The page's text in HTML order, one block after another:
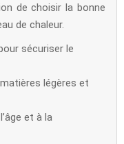
de choisir la bonne
de chaleur.
sécuriser le
légères et
et à la